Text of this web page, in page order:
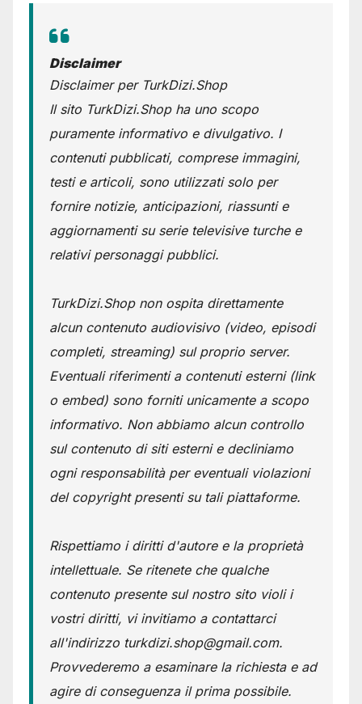
Disclaimer
Disclaimer per TurkDizi.Shop
Il sito TurkDizi.Shop ha uno scopo
puramente informativo e divulgativo. I
contenuti pubblicati, comprese immagini,
testi e articoli, sono utilizzati solo per
fornire notizie, anticipazioni, riassunti e
aggiornamenti su serie televisive turche e
relativi personaggi pubblici.
TurkDizi.Shop non ospita direttamente
alcun contenuto audiovisivo (video, episodi
completi, streaming) sul proprio server.
Eventuali riferimenti a contenuti esterni (link
o embed) sono forniti unicamente a scopo
informativo. Non abbiamo alcun controllo
sul contenuto di siti esterni e decliniamo
ogni responsabilità per eventuali violazioni
del copyright presenti su tali piattaforme.
Rispettiamo i diritti d'autore e la proprietà
intellettuale. Se ritenete che qualche
contenuto presente sul nostro sito violi i
vostri diritti, vi invitiamo a contattarci
all'indirizzo turkdizi.shop@gmail.com.
Provvederemo a esaminare la richiesta e ad
agire di conseguenza il prima possibile.